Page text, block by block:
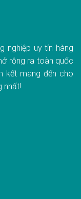
nghiệp uy tín hàng
rộng ra toàn quốc
kết mang đến cho
nhất!